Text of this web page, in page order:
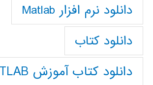
دانلود نرم افزار Matlab
دانلود کتاب
دانلود کتاب آموزش MATLAB